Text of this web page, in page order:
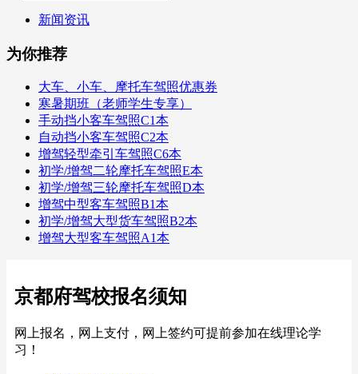
新闻资讯
为你推荐
大车、小车、摩托车驾照优惠券
寒暑期班（老师学生专享）
手动挡小客车驾照C1本
自动挡小客车驾照C2本
增驾轻型牵引车驾照C6本
初学/增驾二轮摩托车驾照E本
初学/增驾三轮摩托车驾照D本
增驾中型客车驾照B1本
初学/增驾大型货车驾照B2本
增驾大型客车驾照A1本
京都府驾校报名须知
网上报名，网上支付，网上签约可提前参加在线理论学
习！